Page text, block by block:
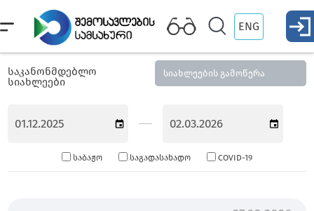
ENG
საკანონმდებლო
სიახლეები
სიახლეების გამოწერა
საბაჟო საგადასახადო COVID-19